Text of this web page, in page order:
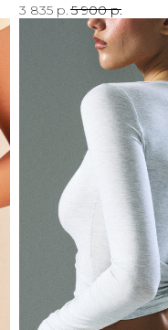
3 835 р.5 900 р.